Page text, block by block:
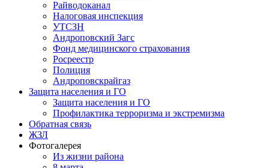
Райводоканал
Налоговая инспекция
УТСЗН
Андроповский Загс
Фонд медицинского страхования
Росреестр
Полиция
Андроповскрайгаз
Защита населения и ГО
Защита населения и ГО
Профилактика терроризма и экстремизма
Обратная связь
ЖЗЛ
Фотогалерея
Из жизни района